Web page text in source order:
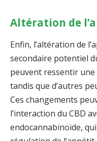
Altération de
Enfin, l’altération de
secondaire potentiel
peuvent ressentir
tandis que d’autres
Ces changements
l’interaction du CBD
endocannabinoïde,